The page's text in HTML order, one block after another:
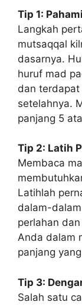
Tip 1:
Langkah
mutsaqqal
dasarnya.
huruf mad
dan
setelahnya.
panjang 5
Tip 2: Latih
Membaca
Latihlah
dalam-
perlahan
Anda dalam
panjang
Tip 3:
Salah satu